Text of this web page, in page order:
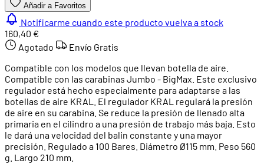
Añadir a Favoritos
Notificarme cuando este producto vuelva a stock
160,40 €
Agotado
Envío Gratis
Compatible con los modelos que llevan botella de aire.
Compatible con las carabinas Jumbo - BigMax. Este exclusivo
regulador está hecho especialmente para adaptarse a las
botellas de aire KRAL. El regulador KRAL regulará la presión
de aire en su carabina. Se reduce la presión de llenado alta
primaria en el cilindro a una presión de trabajo más baja. Esto
le dará una velocidad del balin constante y una mayor
precisión. Regulado a 100 Bares. Diámetro Ø115 mm. Peso 560
g. Largo 210 mm.